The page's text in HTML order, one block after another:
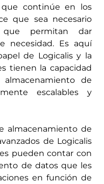
continúe en los
que sea necesario
que permitan dar
necesidad. Es aquí
de Logicalis y la
tienen la capacidad
de
escalables y
almacenamiento de
de Logicalis
pueden contar con
de datos que les
en función de